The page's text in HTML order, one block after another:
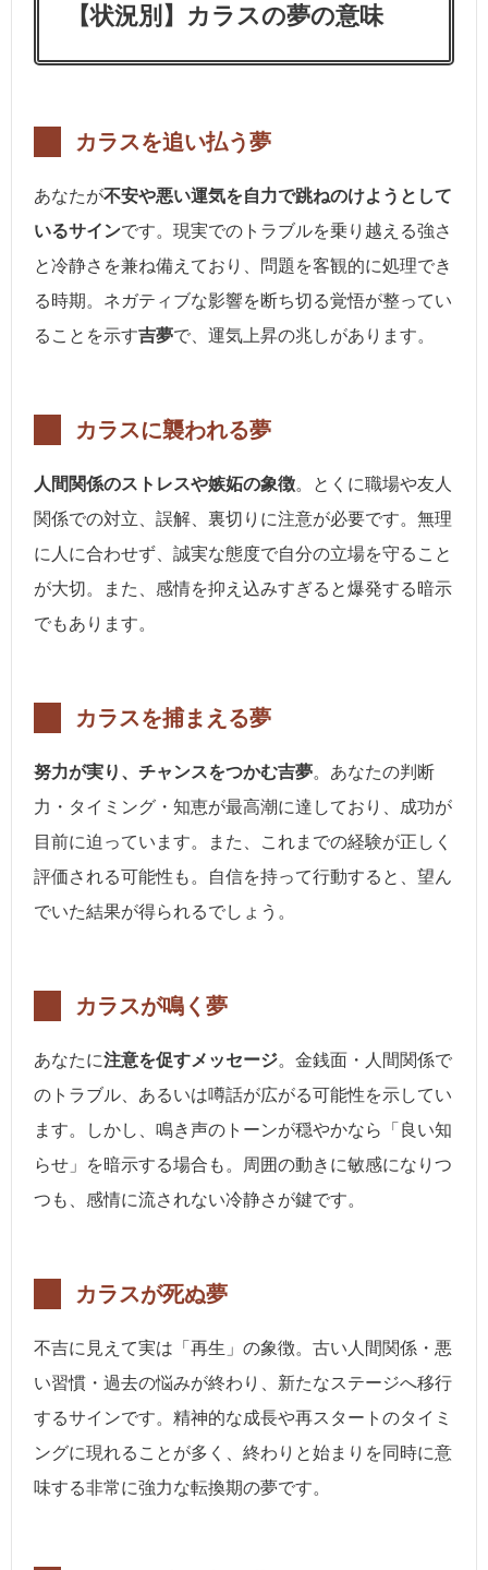
【状況別】カラスの夢の意味
カラスを追い払う夢
あなたが不安や悪い運気を自力で跳ねのけようとして
いるサインです。現実でのトラブルを乗り越える強さ
と冷静さを兼ね備えており、問題を客観的に処理でき
る時期。ネガティブな影響を断ち切る覚悟が整ってい
ることを示す吉夢で、運気上昇の兆しがあります。
カラスに襲われる夢
人間関係のストレスや嫉妬の象徴。とくに職場や友人
関係での対立、誤解、裏切りに注意が必要です。無理
に人に合わせず、誠実な態度で自分の立場を守ること
が大切。また、感情を抑え込みすぎると爆発する暗示
でもあります。
カラスを捕まえる夢
努力が実り、チャンスをつかむ吉夢。あなたの判断
力・タイミング・知恵が最高潮に達しており、成功が
目前に迫っています。また、これまでの経験が正しく
評価される可能性も。自信を持って行動すると、望ん
でいた結果が得られるでしょう。
カラスが鳴く夢
あなたに注意を促すメッセージ。金銭面・人間関係で
のトラブル、あるいは噂話が広がる可能性を示してい
ます。しかし、鳴き声のトーンが穏やかなら「良い知
らせ」を暗示する場合も。周囲の動きに敏感になりつ
つも、感情に流されない冷静さが鍵です。
カラスが死ぬ夢
不吉に見えて実は「再生」の象徴。古い人間関係・悪
い習慣・過去の悩みが終わり、新たなステージへ移行
するサインです。精神的な成長や再スタートのタイミ
ングに現れることが多く、終わりと始まりを同時に意
味する非常に強力な転換期の夢です。